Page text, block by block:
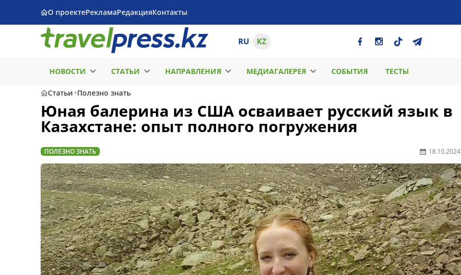
О проектеРекламаРедакцияКонтакты
RU KZ
НОВОСТИ СТАТЬИ НАПРАВЛЕНИЯ МЕДИАГАЛЕРЕЯ СОБЫТИЯ ТЕСТЫ
Статьи Полезно знать
Юная балерина из США осваивает русский язык в
Казахстане: опыт полного погружения
ПОЛЕЗНО ЗНАТЬ 18.10.2024